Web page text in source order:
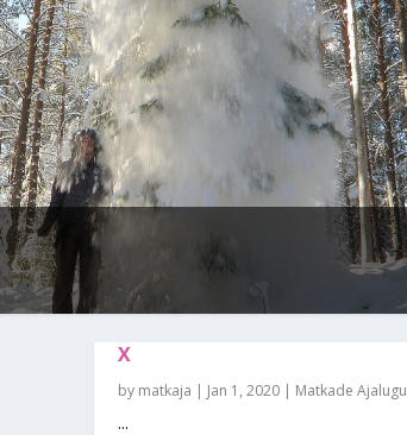
X
by matkaja | Jan 1, 2020| Matkade Ajalugu
...